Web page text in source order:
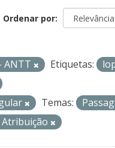
Ordenar por
ANTT Etiquetas:
Temas: